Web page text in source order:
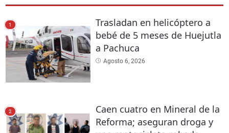
1
Trasladan en helicóptero a
bebé de 5 meses de Huejutla
a Pachuca
Agosto 6, 2026
2
Caen cuatro en Mineral de la
Reforma; aseguran droga y